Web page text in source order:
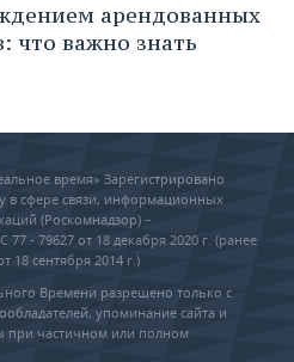
арендованных
что важно знать
время» Зарегистрировано
в сфере связи, информационных
(Роскомнадзор) –
- 79627 от 18 декабря 2020 г. (ранее
18 сентября 2014 г.)
Времени разрешено только с
упоминание сайта и
при частичном или полном